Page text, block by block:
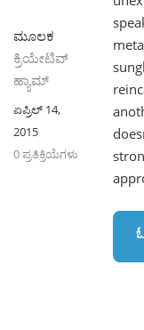
ಮೂಲಕ
ಕ್ರಿಯೇಟಿವ್
ಹ್ಯಾಮ್
ಏಪ್ರಿಲ್ 14,
2015
0 ಪ್ರತಿಕ್ರಿಯೆಗಳು